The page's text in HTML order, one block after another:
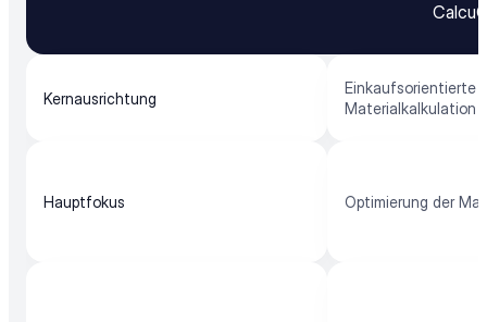
Kernausrichtung
Einkaufsorientierte
Materialkalkulation
Hauptfokus Optimierung der